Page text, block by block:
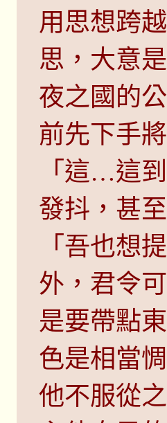
用思想跨
思，大意
夜之國的
前先下手
「這…這
發抖，甚
「吾也想
外，君令
是要帶點
色是相當
他不服從